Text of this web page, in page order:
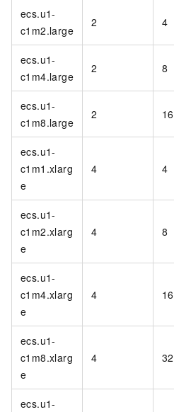
ecs.u1-
c1m2.large
2 4
ecs.u1-
c1m4.large
2 8
ecs.u1-
c1m8.large
2 16
ecs.u1-
c1m1.xlarg
e
4 4
ecs.u1-
c1m2.xlarg
e
4 8
ecs.u1-
c1m4.xlarg
e
4 16
ecs.u1-
c1m8.xlarg
e
4 32
ecs.u1-